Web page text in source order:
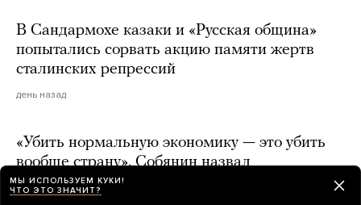
В Сандармохе казаки и «Русская община»
попытались сорвать акцию памяти жертв
сталинских репрессий
день назад
«Убить нормальную экономику — это убить
вообще страну». Собянин назвал
«никчемными» предложения о переводе
МЫ ИСПОЛЬЗУЕМ КУКИ!
ЧТО ЭТО ЗНАЧИТ?